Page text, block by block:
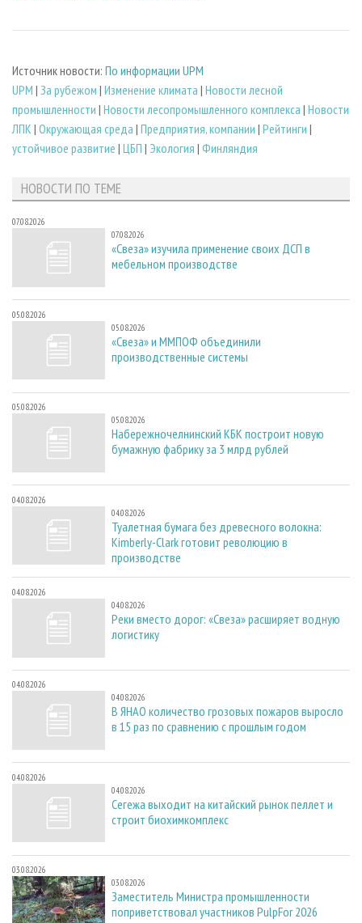
Источник новости: По информации UPM
UPM | За рубежом | Изменение климата | Новости лесной
промышленности | Новости лесопромышленного комплекса | Новости
ЛПК | Окружающая среда | Предприятия, компании | Рейтинги |
устойчивое развитие | ЦБП | Экология | Финляндия
НОВОСТИ ПО ТЕМЕ
07.08.2026
07.08.2026
«Свеза» изучила применение своих ДСП в
мебельном производстве
05.08.2026
05.08.2026
«Свеза» и ММПОФ объединили
производственные системы
05.08.2026
05.08.2026
Набережночелнинский КБК построит новую
бумажную фабрику за 3 млрд рублей
04.08.2026
04.08.2026
Туалетная бумага без древесного волокна:
Kimberly-Clark готовит революцию в
производстве
04.08.2026
04.08.2026
Реки вместо дорог: «Свеза» расширяет водную
логистику
04.08.2026
04.08.2026
В ЯНАО количество грозовых пожаров выросло
в 15 раз по сравнению с прошлым годом
04.08.2026
04.08.2026
Сегежа выходит на китайский рынок пеллет и
строит биохимкомплекс
03.08.2026
03.08.2026
Заместитель Министра промышленности
поприветствовал участников PulpFor 2026